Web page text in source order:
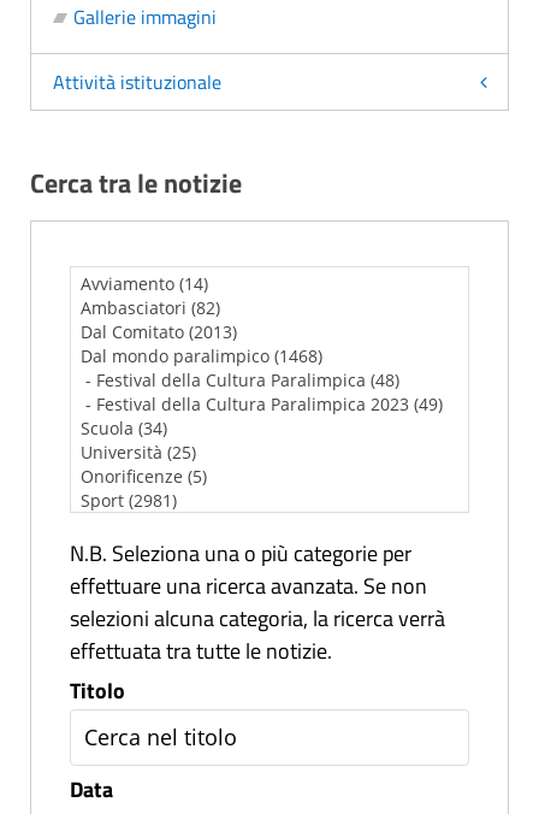
Gallerie immagini
Attività istituzionale
Cerca tra le notizie
N.B. Seleziona una o più categorie per
effettuare una ricerca avanzata. Se non
selezioni alcuna categoria, la ricerca verrà
effettuata tra tutte le notizie.
Titolo
Data